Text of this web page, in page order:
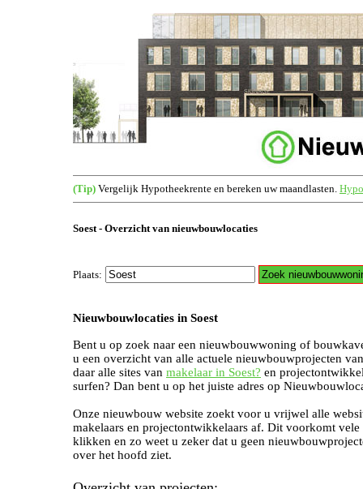
(Tip) Vergelijk Hypotheekrente en bereken uw maandlasten.
Soest - Overzicht van nieuwbouwlocaties
Plaats:
Nieuwbouwlocaties in Soest
Bent u op zoek naar een nieuwbouwwoning of
u een overzicht van alle actuele nieuwbouwprojecten
daar alle sites van makelaar in Soest? en
surfen? Dan bent u op het juiste adres op
Onze nieuwbouw website zoekt voor u vrijwel alle
makelaars en projectontwikkelaars af. Dit voorkomt vele
klikken en zo weet u zeker dat u geen
over het hoofd ziet.